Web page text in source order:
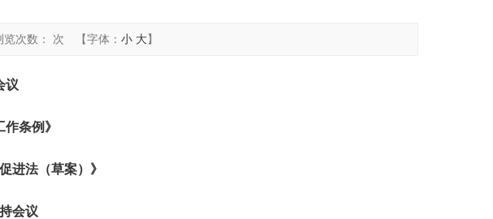
览次数： 次 【字体： 小 大】
议
条例》
进法（草案）》
会议